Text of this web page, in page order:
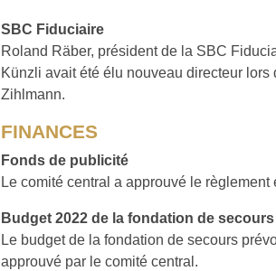
SBC Fiduciaire
Roland Räber, président de la SBC
Künzli avait été élu nouveau directeur lors
Zihlmann.
FINANCES
Fonds de publicité
Le comité central a approuvé le
Budget 2022 de la fondation de secours
Le budget de la fondation de secours
approuvé par le comité central.